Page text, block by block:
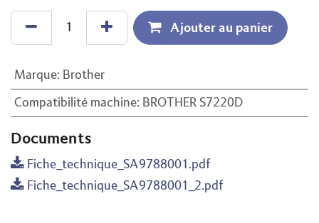
Ajouter au panier
Marque: Brother
Compatibilité machine: BROTHER S7220D
Documents
Fiche_technique_SA9788001.pdf
Fiche_technique_SA9788001_2.pdf